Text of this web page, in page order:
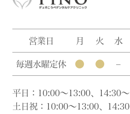
営業日 月 火 水
毎週水曜定休 ● ● –
平日：10:00〜13:00、14:30
土日祝：10:00〜13:00、